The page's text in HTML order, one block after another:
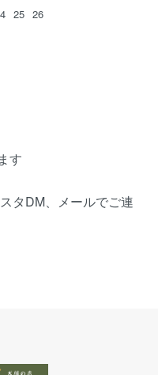
25 26
す
タDM、メールでご連